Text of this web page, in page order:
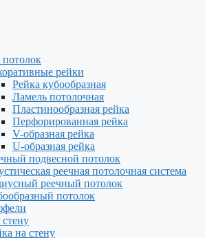
рейки
Рейка кубообразная
Ламель потолочная
Пластинообразная рейка
Перфорированная рейка
V-образная рейка
U-образная рейка
подвесной потолок
реечная потолочная система
реечный потолок
потолок
на стену